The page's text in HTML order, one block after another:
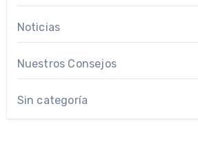
Noticias
Nuestros Consejos
Sin categoría